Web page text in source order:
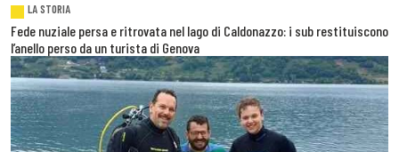
LA STORIA
Fede nuziale persa e ritrovata nel lago di Caldonazzo: i sub restituiscono
l’anello perso da un turista di Genova